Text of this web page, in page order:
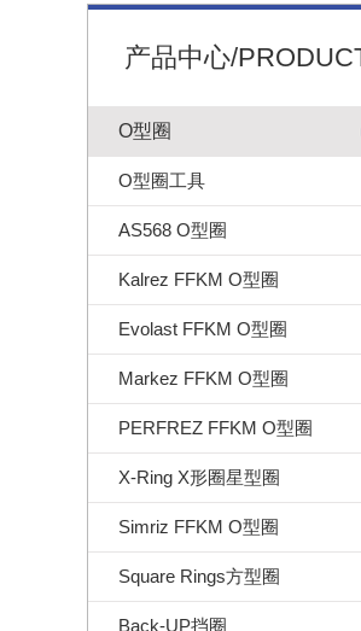
产品中心/
O型圈
O型圈工具
AS568 O型圈
Kalrez FFKM O型圈
Evolast FFKM O型圈
Markez FFKM O型圈
PERFREZ FFKM O型圈
X-Ring X形圈星型圈
Simriz FFKM O型圈
Square Rings方型圈
Back-UP挡圈